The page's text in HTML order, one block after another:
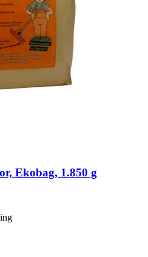
Ekobag, 1.850 g